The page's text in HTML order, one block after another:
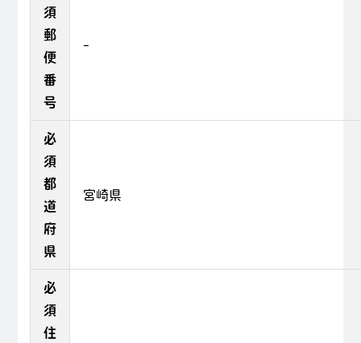
須
郵
便
番
号
-
必
須
都
道
府
県
必
須
住